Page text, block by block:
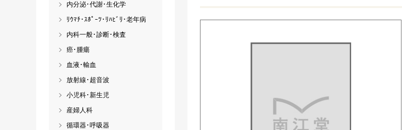
内分泌･代謝･生化学
ﾘｳﾏﾁ･ｽﾎﾟｰﾂ･ﾘﾊﾋﾞﾘ･老年病
内科一般･診断･検査
癌･腫瘍
血液･輸血
放射線･超音波
小児科･新生児
産婦人科
循環器･呼吸器